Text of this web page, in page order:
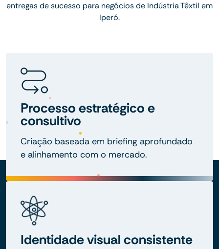
entregas de sucesso para negócios de Indústria Têxtil em
Iperó.
Processo estratégico e
consultivo
Criação baseada em briefing aprofundado
e alinhamento com o mercado.
Identidade visual consistente